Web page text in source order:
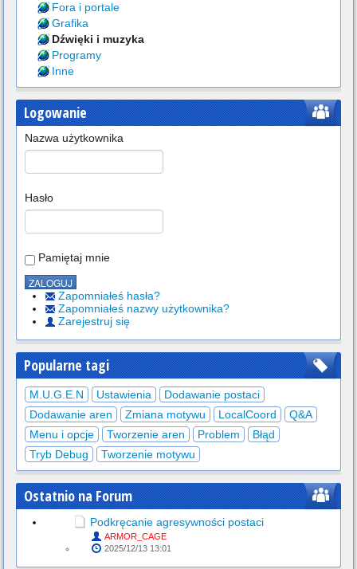
Fora i portale
Grafika
Dźwięki i muzyka
Programy
Inne
Logowanie
Nazwa użytkownika
Hasło
Pamiętaj mnie
Zapomniałeś hasła?
Zapomniałeś nazwy użytkownika?
Zarejestruj się
Popularne tagi
M.U.G.E.N Ustawienia
Dodawanie postaci
Dodawanie aren
Zmiana motywu LocalCoord
Q&A
Menu i opcje
Tworzenie aren Problem
Błąd
Tryb Debug
Tworzenie motywu
Ostatnio na Forum
Podkręcanie agresywności postaci
ARMOR_CAGE
2025/12/13 13:01